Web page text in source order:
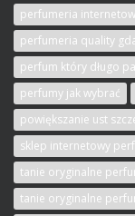
perfumeria
perfumeria quality
perfum który długo
perfumy jak wybrać
powiększanie ust
sklep internetowy
tanie oryginalne
tanie oryginalne